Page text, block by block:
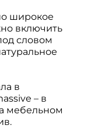
широкое
включить
словом
в
– в
мебельном